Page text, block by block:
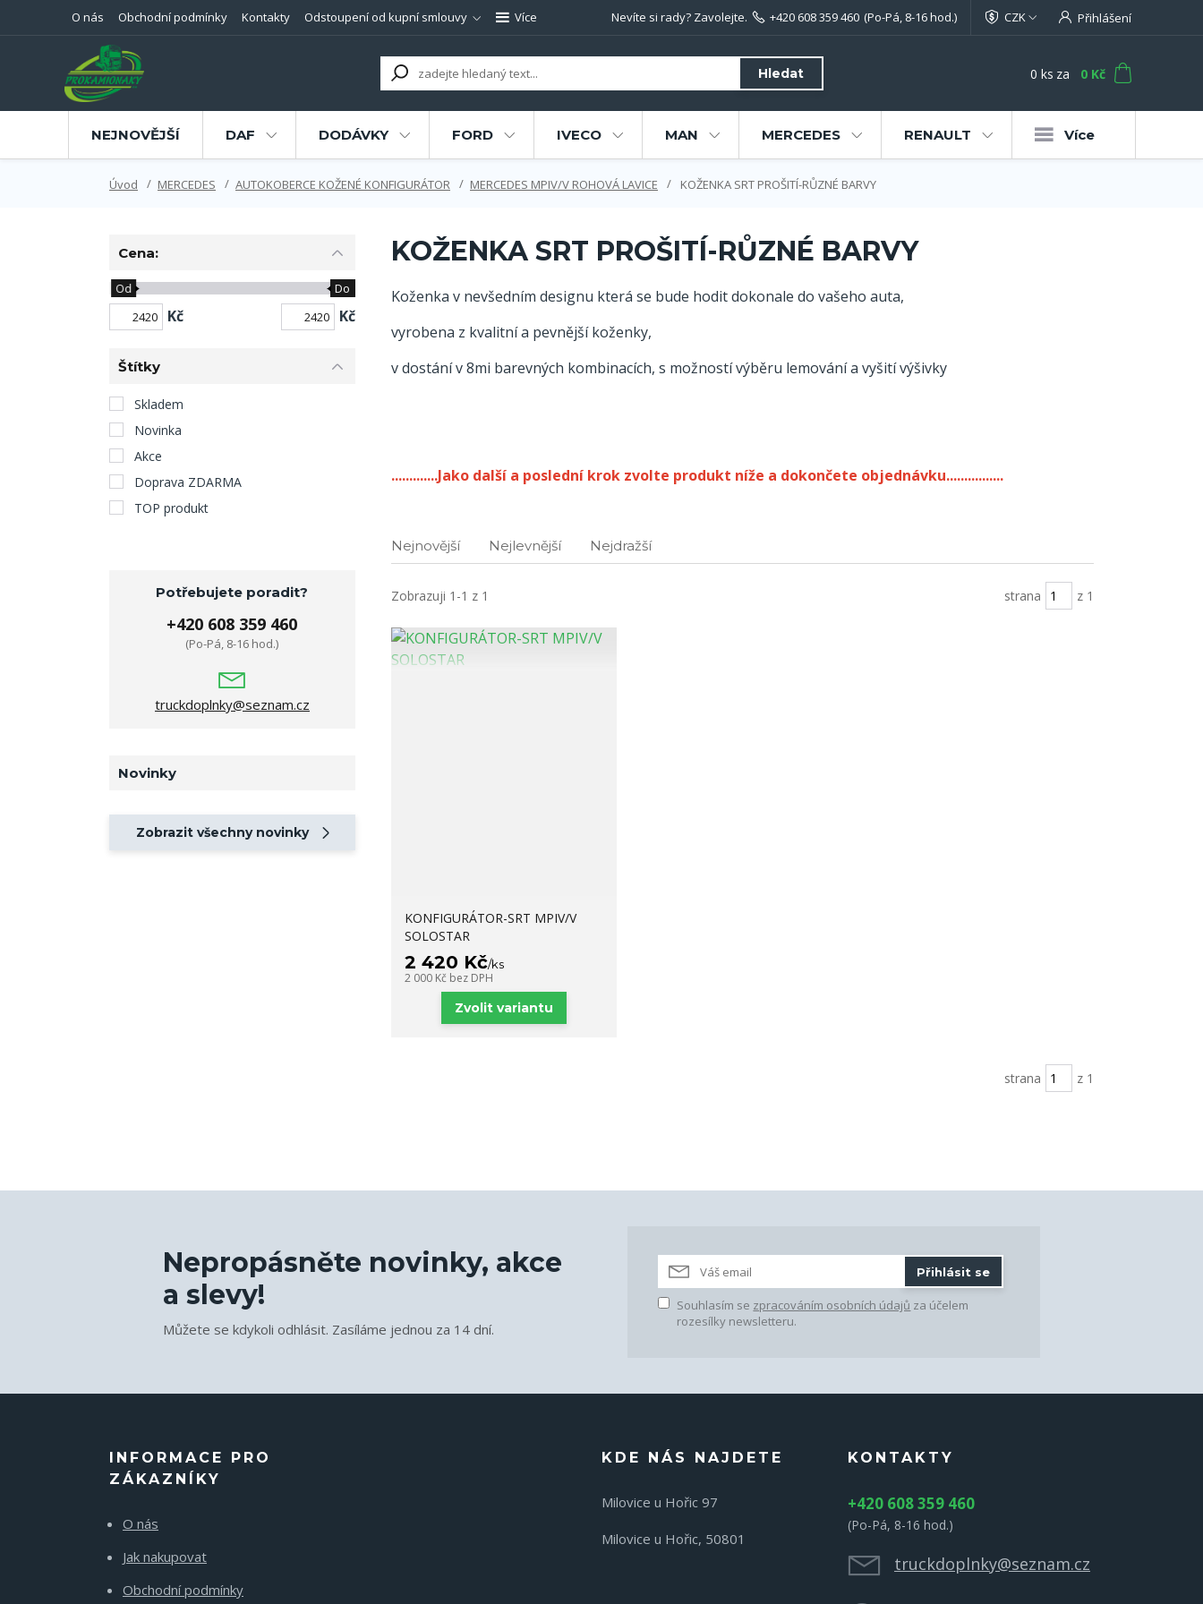
O nás Obchodní podmínky Kontakty Odstoupení od kupní smlouvy Více CZK Přihlášení
Hledat
Nevíte si rady? Zavolejte. +420 608 359 460 (Po-Pá, 8-16 hod.)
0 ks za 0 Kč
NEJNOVĚJŠÍ DAF DODÁVKY FORD IVECO MAN MERCEDES RENAULT Více
Úvod MERCEDES AUTOKOBERCE KOŽENÉ KONFIGURÁTOR MERCEDES MPIV/V ROHOVÁ LAVICE KOŽENKA SRT PROŠITÍ-RŮZNÉ BARVY
KOŽENKA SRT PROŠITÍ-RŮZNÉ BARVY
Koženka v nevšedním designu která se bude hodit dokonale do vašeho auta,
vyrobena z kvalitní a pevnější koženky,
v dostání v 8mi barevných kombinacích, s možností výběru lemování a vyšití výšivky
.............Jako další a poslední krok zvolte produkt níže a dokončete objednávku................
Nejnovější Nejlevnější Nejdražší
Zobrazuji 1-1 z 1 strana z 1
KONFIGURÁTOR-SRT MPIV/V
SOLOSTAR
2 420 Kč/ks
2 000 Kč bez DPH
Zvolit variantu
strana z 1
Cena:
Kč
Od Do
Kč
Štítky
Skladem
Novinka
Akce
Doprava ZDARMA
TOP produkt
Potřebujete poradit?
+420 608 359 460
(Po-Pá, 8-16 hod.)
truckdoplnky@seznam.cz
Novinky
Zobrazit všechny novinky
Nepropásněte novinky, akce
a slevy!
Můžete se kdykoli odhlásit. Zasíláme jednou za 14 dní.
Přihlásit se
Souhlasím se zpracováním osobních údajů za účelem
rozesílky newsletteru.
INFORMACE PRO
ZÁKAZNÍKY
O nás
Jak nakupovat
Obchodní podmínky
KDE NÁS NAJDETE
Milovice u Hořic 97
Milovice u Hořic, 50801
KONTAKTY
+420 608 359 460
(Po-Pá, 8-16 hod.)
truckdoplnky@seznam.cz